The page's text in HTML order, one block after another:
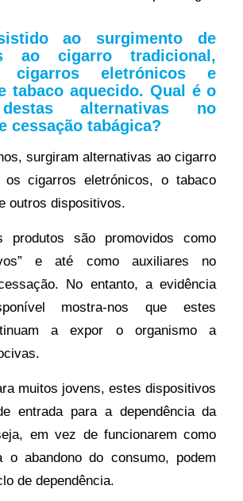
ao surgimento de
ao cigarro tradicional,
eletrónicos e
tabaco aquecido. Qual é o
alternativas no
cessação tabágica?
surgiram alternativas ao cigarro
cigarros eletrónicos, o tabaco
outros dispositivos.
produtos são promovidos como
e até como auxiliares no
No entanto, a evidência
mostra-nos que estes
a expor o organismo a
muitos jovens, estes dispositivos
entrada para a dependência da
em vez de funcionarem como
o abandono do consumo, podem
de dependência.